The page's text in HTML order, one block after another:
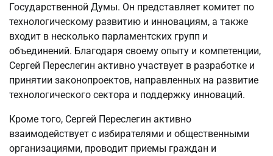
Государственной Думы. Он представляет комитет по
технологическому развитию и инновациям, а также
входит в несколько парламентских групп и
объединений. Благодаря своему опыту и компетенции,
Сергей Переслегин активно участвует в разработке и
принятии законопроектов, направленных на развитие
технологического сектора и поддержку инноваций.
Кроме того, Сергей Переслегин активно
взаимодействует с избирателями и общественными
организациями, проводит приемы граждан и